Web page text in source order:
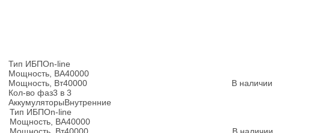
Тип ИБПOn-line
Мощность, ВА40000
Мощность, Вт40000
Кол-во фаз3 в 3
АккумуляторыВнутренние
В наличии
Тип ИБПOn-line
Мощность, ВА40000